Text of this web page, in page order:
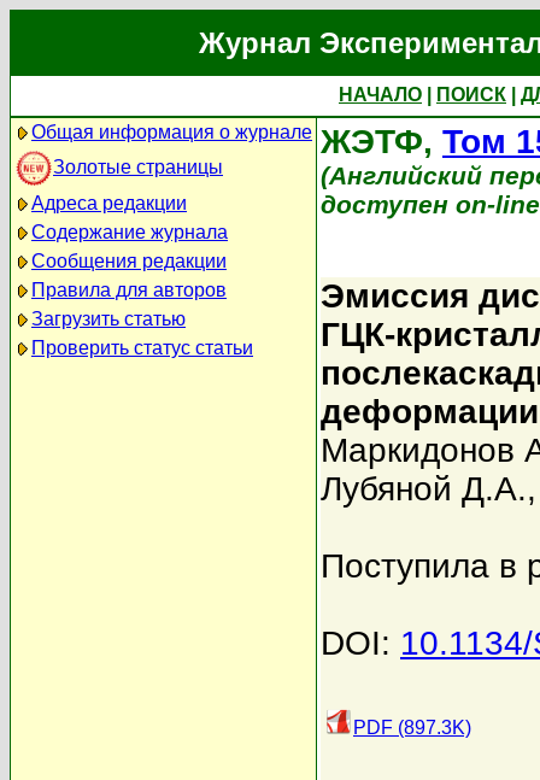
Журнал
НАЧАЛО ПОИСК
Общая информация о журнале
Золотые страницы
Адреса редакции
Содержание журнала
Сообщения редакции
Правила для авторов
Загрузить статью
Проверить статус статьи
ЖЭТФ, Том
(Английский
доступен on-
Эмиссия
ГЦК-
деформации
Маркидонов
Лубяной Д.А.
Поступила в
DOI:
PDF (897.3K)